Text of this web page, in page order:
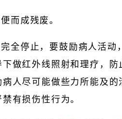
而成残废。
全停止，要鼓励病人活动
做红外线照射和理疗，防
人尽可能做些力所能及的
有损伤性行为。